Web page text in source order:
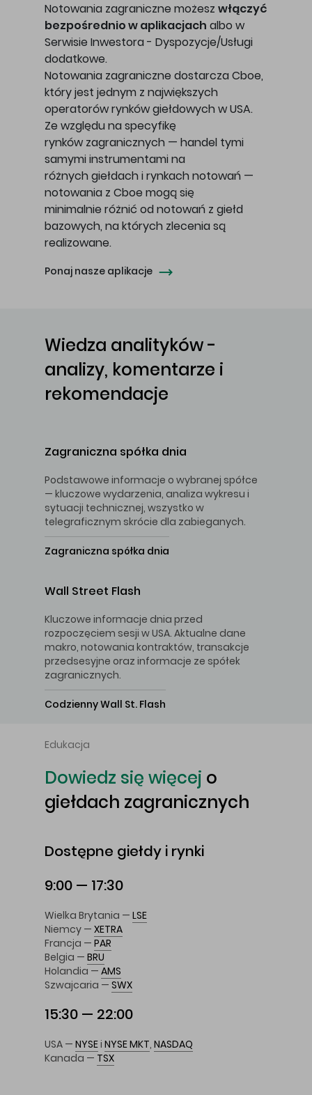
Notowania zagraniczne możesz włączyć
bezpośrednio w aplikacjach albo w
Serwisie Inwestora - Dyspozycje/Usługi
dodatkowe.
Notowania zagraniczne dostarcza Cboe,
który jest jednym z największych
operatorów rynków giełdowych w USA.
Ze względu na specyfikę
rynków zagranicznych — handel tymi
samymi instrumentami na
różnych giełdach i rynkach notowań —
notowania z Cboe mogą się
minimalnie różnić od notowań z giełd
bazowych, na których zlecenia są
realizowane.
Ponaj nasze aplikacje
Wiedza analityków -
analizy, komentarze i
rekomendacje
Zagraniczna spółka dnia
Podstawowe informacje o wybranej spółce
— kluczowe wydarzenia, analiza wykresu i
sytuacji technicznej, wszystko w
telegraficznym skrócie dla zabieganych.
Zagraniczna spółka dnia
Wall Street Flash
Kluczowe informacje dnia przed
rozpoczęciem sesji w USA. Aktualne dane
makro, notowania kontraktów, transakcje
przedsesyjne oraz informacje ze spółek
zagranicznych.
Codzienny Wall St. Flash
Edukacja
Dowiedz się więcej o
giełdach zagranicznych
Dostępne giełdy i rynki
9:00 — 17:30
Wielka Brytania — LSE
Niemcy — XETRA
Francja — PAR
Belgia — BRU
Holandia — AMS
Szwajcaria — SWX
15:30 — 22:00
USA — NYSEi NYSE MKT, NASDAQ
Kanada — TSX